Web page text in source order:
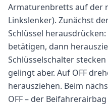
Armaturenbretts auf der
Linkslenker). Zunächst
Schlüssel
betätigen, dann
Schlüsselschalter
gelingt aber. Auf OFF
herausziehen. Beim
OFF – der